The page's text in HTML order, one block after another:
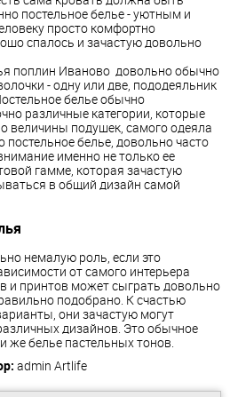
постельное белье - уютным и
просто комфортно
спалось и зачастую довольно
поплин Иваново довольно обычно
- одну или две, пододеяльник
белье обычно
различные категории, которые
величины подушек, самого одеяла
белье, довольно часто
именно не только ее
гамме, которая зачастую
в общий дизайн самой
немалую роль, если это
от самого интерьера
и принтов может сыграть довольно
подобрано. К счастью
они зачастую могут
дизайнов. Это обычное
же белье пастельных тонов.
admin Artlife